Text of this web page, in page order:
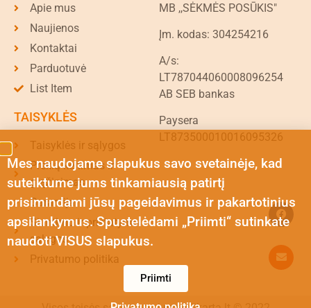
Apie mus
Naujienos
Kontaktai
Parduotuvė
List Item
TAISYKLĖS
Taisyklės ir sąlygos
Prekių keitimas ir
grąžinimas
Garantija
Siuntimo ir pristatymo
sąlygos
Privatumo politika
MB ,,SĖKMĖS POSŪKIS"
Įm. kodas: 304254216
A/s:
LT787044060008096254
AB SEB bankas
Paysera
LT873500010016095326
Mes naudojame slapukus savo svetainėje, kad
suteiktume jums tinkamiausią patirtį
prisimindami jūsų pageidavimus ir pakartotinius
apsilankymus. Spustelėdami „Priimti“ sutinkate
naudoti VISUS slapukus.
Priimti